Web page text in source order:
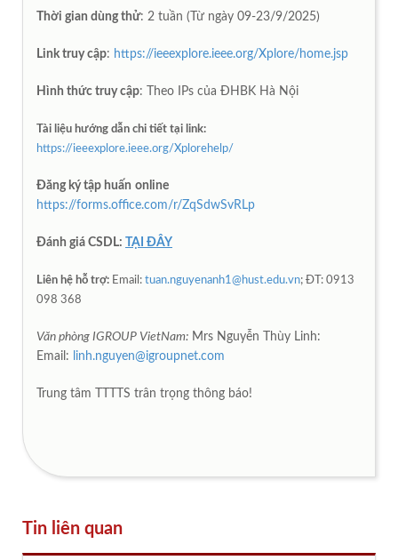
Thời gian dùng thử: 2 tuần (Từ ngày 09-23/9/2025)
Link truy cập: https://ieeexplore.ieee.org/Xplore/home.jsp
Hình thức truy cập: Theo IPs của ĐHBK Hà Nội
Tài liệu hướng dẫn chi tiết tại link:
https://ieeexplore.ieee.org/Xplorehelp/
Đăng ký tập huấn online
https://forms.office.com/r/ZqSdwSvRLp
Đánh giá CSDL: TẠI ĐÂY
Liên hệ hỗ trợ: Email: tuan.nguyenanh1@hust.edu.vn; ĐT: 0913
098 368
Văn phòng IGROUP VietNam: Mrs Nguyễn Thùy Linh:
Email:
linh.nguyen@igroupnet.com
Trung tâm TTTTS trân trọng thông báo!
Tin liên quan